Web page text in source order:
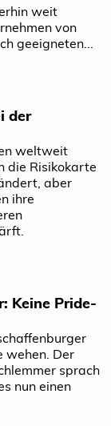
weit
von
geeigneten...
der
weltweit
die Risikokarte
aber
ihre
Keine Pride-
wehen. Der
sprach
nun einen